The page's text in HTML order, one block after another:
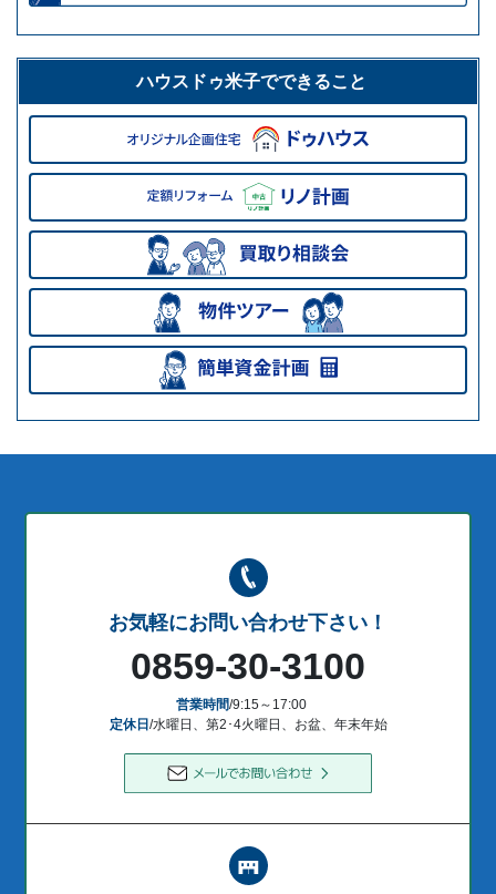
ハウスドゥ米子でできること
お気軽にお問い合わせ下さい！
0859-30-3100
営業時間/9:15～17:00
定休日 /水曜日、第2･4火曜日、お盆、年末年始